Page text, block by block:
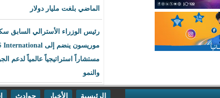
الماضي بلغت مليار دولار
رئيس الوزراء الأسترالي السابق سكوت
موريسون ينضم إلى BLS International
مستشاراً استراتيجياً عالمياً لدعم الجودة
حوادث
اقتصاد